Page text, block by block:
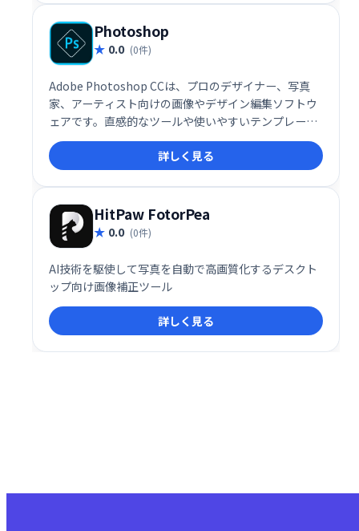
Photoshop
0.0 (0件)
Adobe Photoshop CCは、プロのデザイナー、写真
家、アーティスト向けの画像やデザイン編集ソフトウ
ェアです。直感的なツールや使いやすいテンプレート
により、Web、モバイル、印刷用のデザインを効率よ
く作成できます。また、写真の補正や強化機能も備
え、見事な芸術作品を生み出すのに役立ちます。
詳しく見る
HitPaw FotorPea
0.0 (0件)
AI技術を駆使して写真を自動で高画質化するデスクト
ップ向け画像補正ツール
詳しく見る